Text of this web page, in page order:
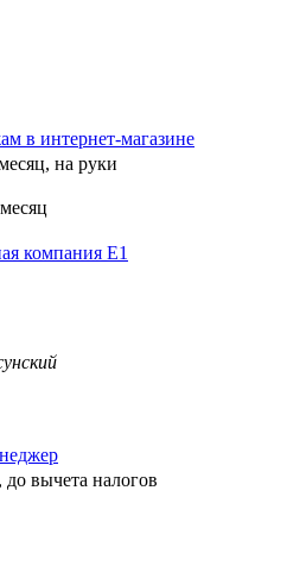
в интернет-магазине
на руки
компания Е1
до вычета налогов